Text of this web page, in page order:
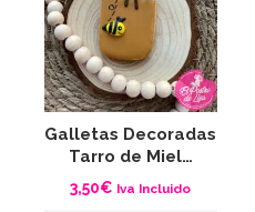
Galletas Decoradas
Tarro de Miel…
3,50€ Iva Incluido